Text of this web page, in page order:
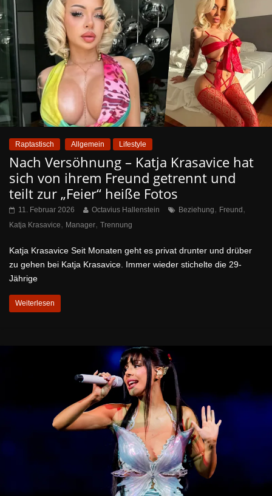
Raptastisch Allgemein Lifestyle
Nach Versöhnung – Katja Krasavice hat
sich von ihrem Freund getrennt und
teilt zur „Feier“ heiße Fotos
11. Februar 2026 Octavius Hallenstein Beziehung, Freund ,
Katja Krasavice, Manager, Trennung
Katja Krasavice Seit Monaten geht es privat drunter und drüber
zu gehen bei Katja Krasavice. Immer wieder stichelte die 29-
Jährige
Weiterlesen